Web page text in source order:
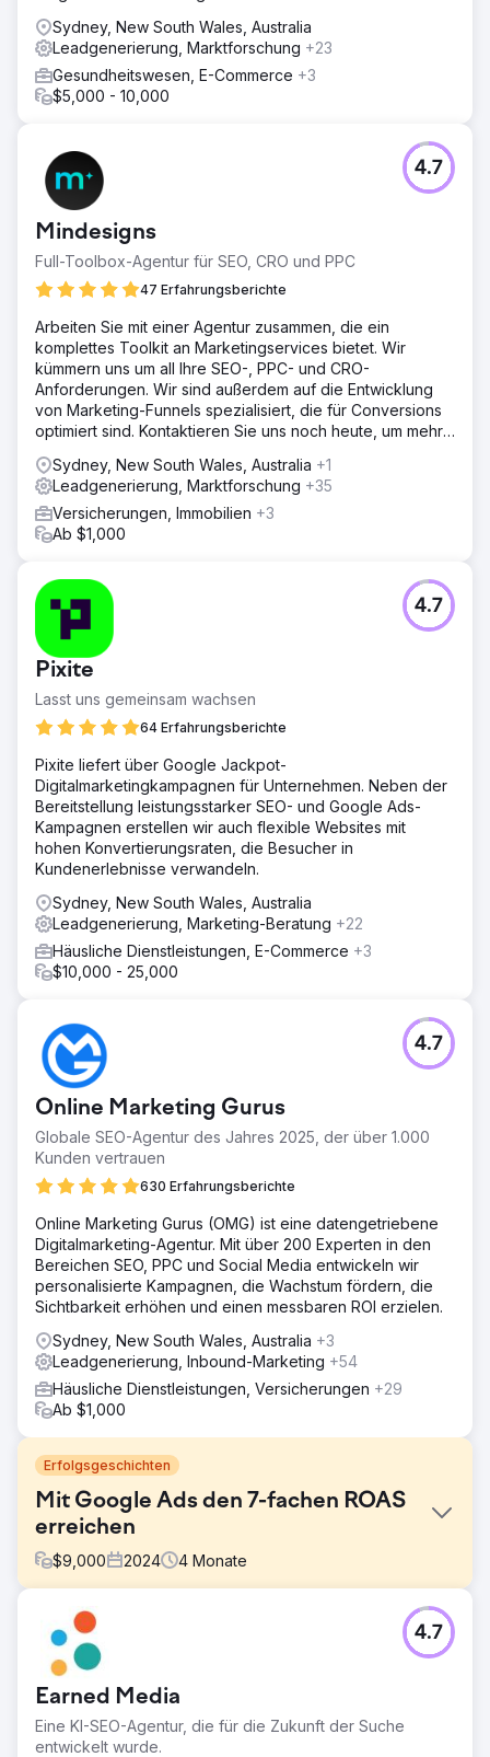
Sydney, New South Wales, Australia
Leadgenerierung, Marktforschung +23
Gesundheitswesen, E-Commerce +3
$5,000 - 10,000
Mindesigns
Full-Toolbox-Agentur für SEO, CRO und PPC
47 Erfahrungsberichte
4.7
Arbeiten Sie mit einer Agentur zusammen, die ein
komplettes Toolkit an Marketingservices bietet. Wir
kümmern uns um all Ihre SEO-, PPC- und CRO-
Anforderungen. Wir sind außerdem auf die Entwicklung
von Marketing-Funnels spezialisiert, die für Conversions
optimiert sind. Kontaktieren Sie uns noch heute, um mehr
Sydney, New South Wales, Australia +1
Leadgenerierung, Marktforschung +35
Versicherungen, Immobilien +3
Ab $1,000
Pixite
Lasst uns gemeinsam wachsen
64 Erfahrungsberichte
4.7
Pixite liefert über Google Jackpot-
Digitalmarketingkampagnen für Unternehmen. Neben der
Bereitstellung leistungsstarker SEO- und Google Ads-
Kampagnen erstellen wir auch flexible Websites mit
hohen Konvertierungsraten, die Besucher in
Kundenerlebnisse verwandeln.
Sydney, New South Wales, Australia
Leadgenerierung, Marketing-Beratung +22
Häusliche Dienstleistungen, E-Commerce +3
$10,000 - 25,000
Online Marketing Gurus
Globale SEO-Agentur des Jahres 2025, der über 1.000
Kunden vertrauen
630 Erfahrungsberichte
4.7
Online Marketing Gurus (OMG) ist eine datengetriebene
Digitalmarketing-Agentur. Mit über 200 Experten in den
Bereichen SEO, PPC und Social Media entwickeln wir
personalisierte Kampagnen, die Wachstum fördern, die
Sichtbarkeit erhöhen und einen messbaren ROI erzielen.
Sydney, New South Wales, Australia +3
Leadgenerierung, Inbound-Marketing +54
Häusliche Dienstleistungen, Versicherungen +29
Ab $1,000
Erfolgsgeschichten
Mit Google Ads den 7-fachen ROAS
erreichen
$9,000 2024 4 Monate
Herausforderung
Ein Modehändler hatte intern bezahlte Anzeigen
geschaltet, kämpfte jedoch mit niedrigen
Konversionsraten und unrentablen Ausgaben. Der
Produktfeed war schlecht strukturiert und die Kampagnen
waren nicht nach Zielgruppe oder Produktkategorie
segmentiert.
Earned Media
Eine KI-SEO-Agentur, die für die Zukunft der Suche
entwickelt wurde.
4.7